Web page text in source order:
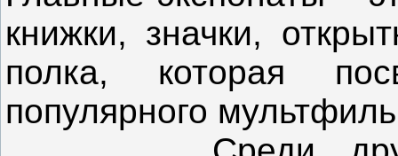
книжки, значки,
полка, которая
популярного